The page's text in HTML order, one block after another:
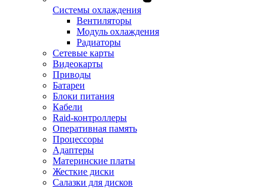
Системы охлаждения
Вентиляторы
Модуль охлаждения
Радиаторы
Сетевые карты
Видеокарты
Приводы
Батареи
Блоки питания
Кабели
Raid-контроллеры
Оперативная память
Процессоры
Адаптеры
Материнские платы
Жесткие диски
Салазки для дисков